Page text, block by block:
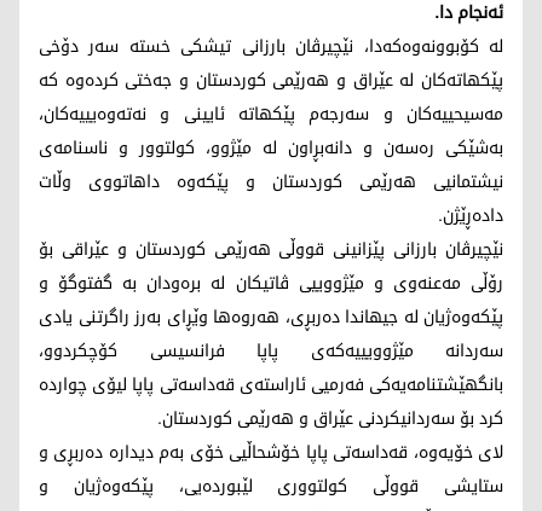
ئەنجام دا.
لە كۆبوونه‌وه‌كه‌دا، نێچیرڤان بارزانی تیشکی خستە سەر دۆخی
پێکهاتەکان له‌ عێراق و هه‌رێمى كوردستان و جەختی کردەوە کە
مەسیحییەکان و سەرجەم پێکهاتە ئایینی و نەتەوەیییەکان،
بەشێکی رەسەن و دانەبڕاون لە مێژوو، کولتوور و ناسنامەی
نيشتمانيى هەرێمی کوردستان و پێکەوە داهاتووی وڵات
دادەڕێژن.
نێچیرڤان بارزانی پێزانینی قووڵی هەرێمی کوردستان و عێراقی بۆ
رۆڵی مەعنەوی و مێژوویيی ڤاتیکان لە برەودان بە گفتوگۆ و
پێکەوەژیان لە جیهاندا دەربڕی، هه‌روه‌ها وێڕای بەرز راگرتنی یادی
سەردانە مێژوویيیەکەی پاپا فرانسیسی کۆچکردوو،
بانگهێشتنامەیەکی فەرمیی ئاراستەی قەداسەتی پاپا لیۆی چواردە
کرد بۆ سەردانیکردنی عێراق و هەرێمی کوردستان.
لای خۆیەوە، قەداسەتی پاپا خۆشحاڵیی خۆی بەم دیدارە دەربڕی و
ستایشی قووڵی کولتووری لێبوردەیی، پێکەوەژیان و